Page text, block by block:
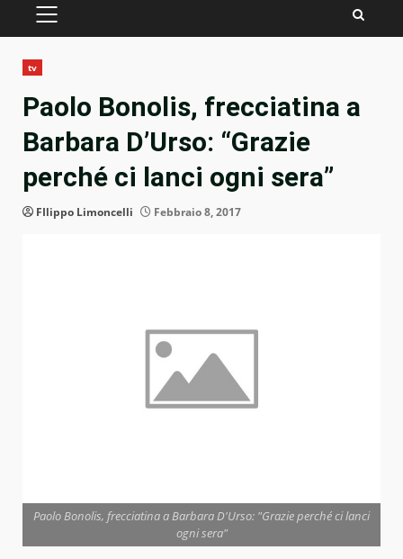
PRIMARY
tv
Paolo Bonolis, frecciatina a
Barbara D’Urso: “Grazie
perché ci lanci ogni sera”
FIlippo Limoncelli Febbraio 8, 2017
Paolo Bonolis, frecciatina a Barbara D'Urso: "Grazie perché ci lanci
ogni sera"